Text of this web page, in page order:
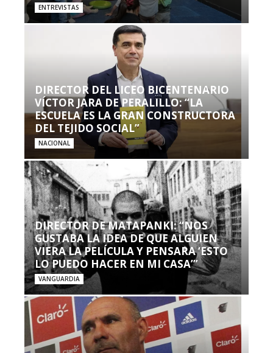
ENTREVISTAS
DIRECTOR DEL LICEO BICENTENARIO
VÍCTOR JARA DE PERALILLO: “LA
ESCUELA ES LA GRAN CONSTRUCTORA
DEL TEJIDO SOCIAL”
NACIONAL
DIRECTOR DE MATAPANKI: “NOS
GUSTABA LA IDEA DE QUE ALGUIEN
VIERA LA PELÍCULA Y PENSARA ‘ESTO
LO PUEDO HACER EN MI CASA’”
VANGUARDIA